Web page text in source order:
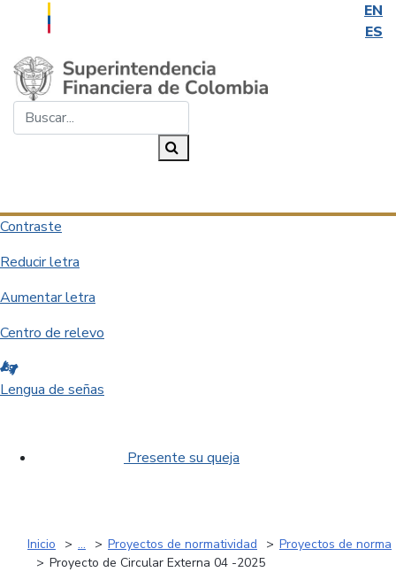
EN
ES
Saltar al contenido principal
Contraste
Reducir letra
Aumentar letra
Centro de relevo
Lengua de señas
Presente su queja
Inicio ... Proyectos de normatividad
Proyectos de norma
Proyecto de Circular Externa 04 -2025